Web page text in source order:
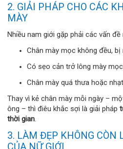
2. GIẢI PHÁP CHO CÁC
MÀY
Nhiều nam giới gặp phải các vấn đề
Chân mày mọc không đều, bị
Có sẹo cản trở lông mày
Chân mày quá thưa hoặc
Thay vì kẻ chân mày mỗi ngày –
ông – thì điêu khắc sợi là giải pháp
thời gian.
3. LÀM ĐẸP KHÔNG CÒN
CỦA NỮ GIỚI